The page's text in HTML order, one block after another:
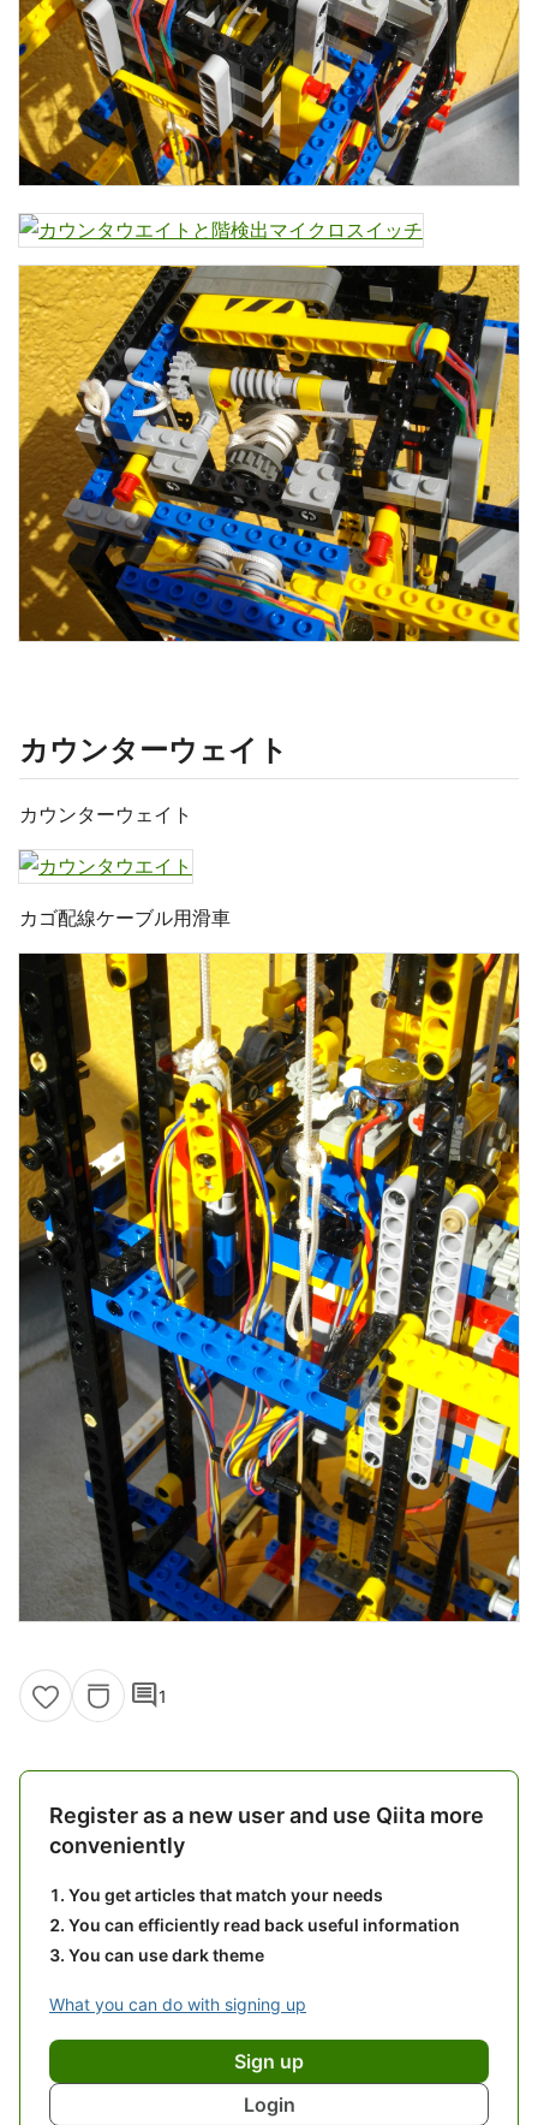
カウンターウェイト
カウンターウェイト
カゴ配線ケーブル用滑車
comment1
Register as a new user and use Qiita more
conveniently
You get articles that match your needs
You can efficiently read back useful information
You can use dark theme
What you can do with signing up
Sign up
Login